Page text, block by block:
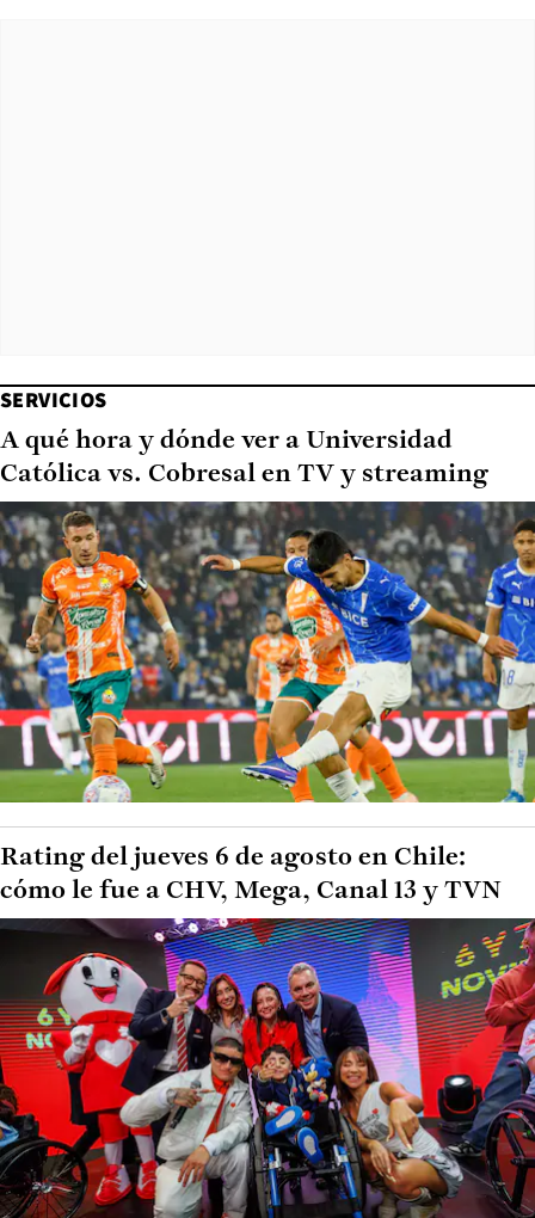
SERVICIOS
A qué hora y dónde ver a Universidad
Católica vs. Cobresal en TV y streaming
Rating del jueves 6 de agosto en Chile:
cómo le fue a CHV, Mega, Canal 13 y TVN